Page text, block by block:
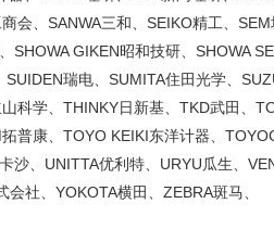
会、SANWA三和、SEIKO精工、
SHOWA GIKEN昭和技研、SHOWA
瑞电、SUMITA住田光学、
科学、THINKY日新基、TKD武田、
普康、TOYO KEIKI东洋计器、
沙、UNITTA优利特、URYU瓜生、
社、YOKOTA横田、ZEBRA斑马、